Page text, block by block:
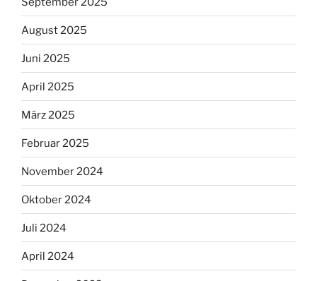
August 2025
Juni 2025
April 2025
März 2025
Februar 2025
November 2024
Oktober 2024
Juli 2024
April 2024